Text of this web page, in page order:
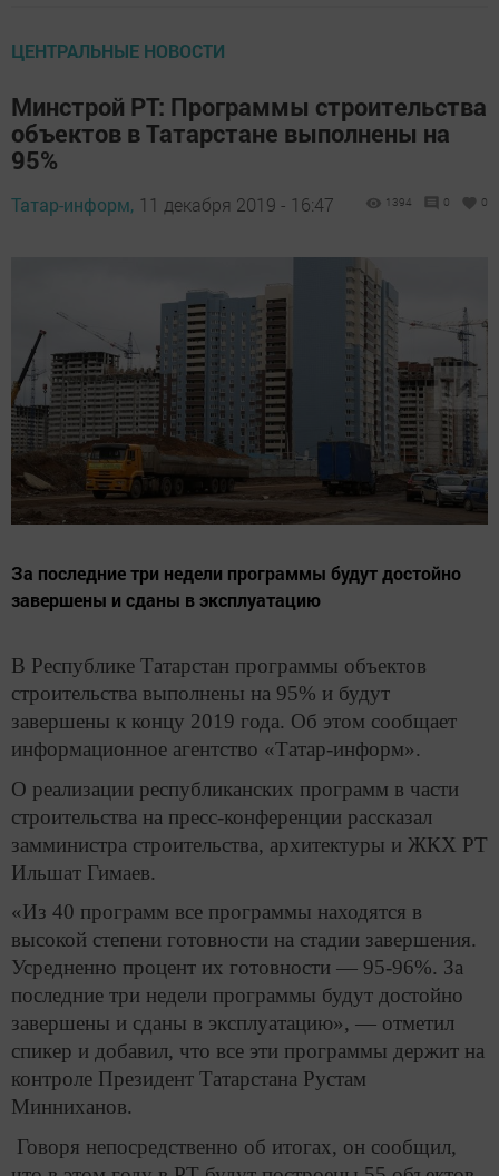
ЦЕНТРАЛЬНЫЕ НОВОСТИ
Минстрой РТ: Программы строительства
объектов в Татарстане выполнены на
95%
Татар-информ, 11 декабря 2019 - 16:47 1394 0 0
За последние три недели программы будут достойно
завершены и сданы в эксплуатацию
В Республике Татарстан программы объектов
строительства выполнены на 95% и будут
завершены к концу 2019 года. Об этом сообщает
информационное агентство «Татар-информ».
О реализации республиканских программ в части
строительства на пресс-конференции рассказал
замминистра строительства, архитектуры и ЖКХ РТ
Ильшат Гимаев.
«Из 40 программ все программы находятся в
высокой степени готовности на стадии завершения.
Усредненно процент их готовности — 95-96%. За
последние три недели программы будут достойно
завершены и сданы в эксплуатацию», — отметил
спикер и добавил, что все эти программы держит на
контроле Президент Татарстана Рустам
Минниханов.
Говоря непосредственно об итогах, он сообщил,